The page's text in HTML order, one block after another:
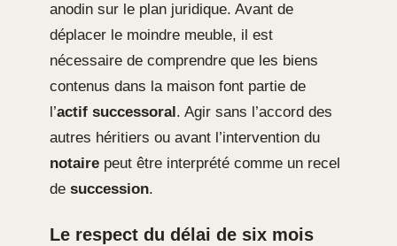
anodin sur le plan juridique. Avant de
déplacer le moindre meuble, il est
nécessaire de comprendre que les biens
contenus dans la maison font partie de
l’actif successoral. Agir sans l’accord des
autres héritiers ou avant l’intervention du
notaire peut être interprété comme un recel
de succession.
Le respect du délai de six mois